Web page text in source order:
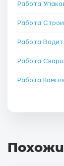
Работа
Работа
Работа
Работа
Работа